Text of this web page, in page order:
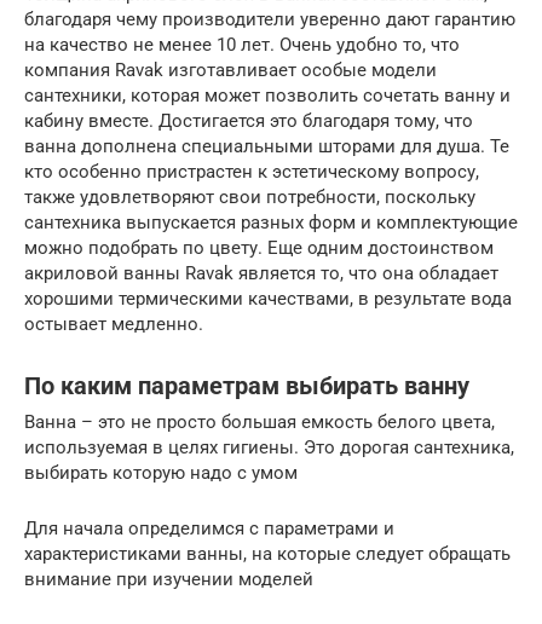
благодаря чему производители уверенно дают гарантию
на качество не менее 10 лет. Очень удобно то, что
компания Ravak изготавливает особые модели
сантехники, которая может позволить сочетать ванну и
кабину вместе. Достигается это благодаря тому, что
ванна дополнена специальными шторами для душа. Те
кто особенно пристрастен к эстетическому вопросу,
также удовлетворяют свои потребности, поскольку
сантехника выпускается разных форм и комплектующие
можно подобрать по цвету. Еще одним достоинством
акриловой ванны Ravak является то, что она обладает
хорошими термическими качествами, в результате вода
остывает медленно.
По каким параметрам выбирать ванну
Ванна – это не просто большая емкость белого цвета,
используемая в целях гигиены. Это дорогая сантехника,
выбирать которую надо с умом
Для начала определимся с параметрами и
характеристиками ванны, на которые следует обращать
внимание при изучении моделей